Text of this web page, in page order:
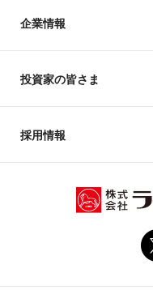
企業情報
投資家の皆さま
採用情報